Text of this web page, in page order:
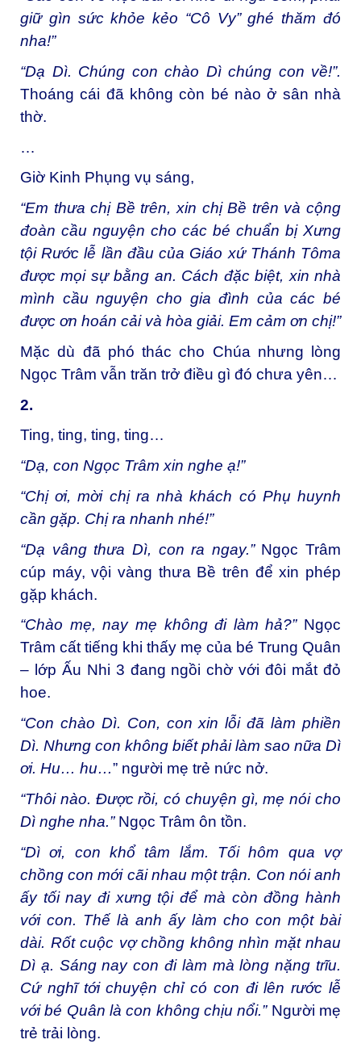
giữ gìn sức khỏe kẻo “Cô Vy” ghé thăm đó
nha!”
“Dạ Dì. Chúng con chào Dì chúng con về!”.
Thoáng cái đã không còn bé nào ở sân nhà
thờ.
…
Giờ Kinh Phụng vụ sáng,
“Em thưa chị Bề trên, xin chị Bề trên và cộng
đoàn cầu nguyện cho các bé chuẩn bị Xưng
tội Rước lễ lần đầu của Giáo xứ Thánh Tôma
được mọi sự bằng an. Cách đặc biệt, xin nhà
mình cầu nguyện cho gia đình của các bé
được ơn hoán cải và hòa giải. Em cảm ơn chị!”
Mặc dù đã phó thác cho Chúa nhưng lòng
Ngọc Trâm vẫn trăn trở điều gì đó chưa yên…
2.
Ting, ting, ting, ting…
“Dạ, con Ngọc Trâm xin nghe ạ!”
“Chị ơi, mời chị ra nhà khách có Phụ huynh
cần gặp. Chị ra nhanh nhé!”
“Dạ vâng thưa Dì, con ra ngay.”Ngọc Trâm
cúp máy, vội vàng thưa Bề trên để xin phép
gặp khách.
“Chào mẹ, nay mẹ không đi làm hả?”Ngọc
Trâm cất tiếng khi thấy mẹ của bé Trung Quân
– lớp Ấu Nhi 3 đang ngồi chờ với đôi mắt đỏ
hoe.
“Con chào Dì. Con, con xin lỗi đã làm phiền
Dì. Nhưng con không biết phải làm sao nữa Dì
ơi. Hu… hu…” người mẹ trẻ nức nở.
“Thôi nào. Được rồi, có chuyện gì, mẹ nói cho
Dì nghe nha.”Ngọc Trâm ôn tồn.
“Dì ơi, con khổ tâm lắm. Tối hôm qua vợ
chồng con mới cãi nhau một trận. Con nói anh
ấy tối nay đi xưng tội để mà còn đồng hành
với con. Thế là anh ấy làm cho con một bài
dài. Rốt cuộc vợ chồng không nhìn mặt nhau
Dì ạ. Sáng nay con đi làm mà lòng nặng trĩu.
Cứ nghĩ tới chuyện chỉ có con đi lên rước lễ
với bé Quân là con không chịu nổi.”Người mẹ
trẻ trải lòng.